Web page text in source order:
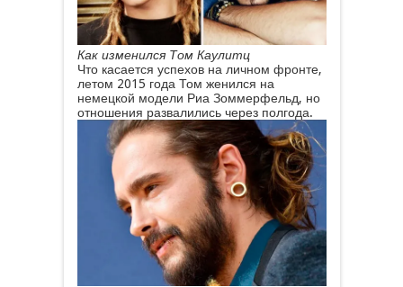
Как изменился Том Каулитц
Что касается успехов на личном фронте,
летом 2015 года Том женился на
немецкой модели Риа Зоммерфельд, но
отношения развалились через полгода.